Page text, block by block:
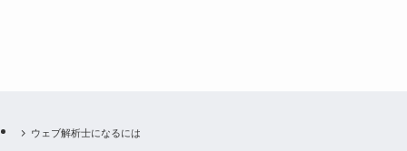
ウェブ解析士になるには